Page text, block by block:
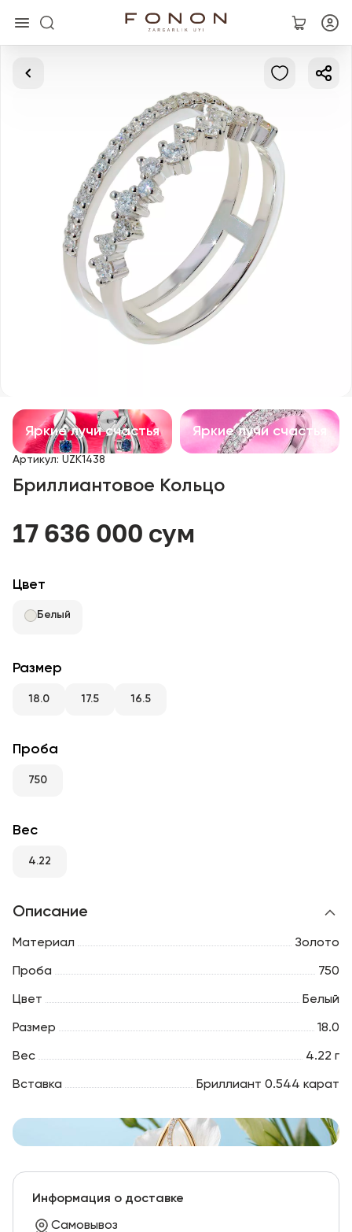
Главная
Браслеты
Кулоны
Аксессуары
Все
О нас
Избранное
Яркие лучи счастья Яркие лучи счастья
Артикул: UZK1438
Бриллиантовое Кольцо
17 636 000 сум
Цвет
Белый
Размер
18.0 17.5 16.5
Проба
750
Вес
4.22
Описание
Материал Золото
Проба 750
Цвет Белый
Размер 18.0
Вес 4.22 г
Вставка Бриллиант 0.544 карат
Информация о доставке
Самовывоз